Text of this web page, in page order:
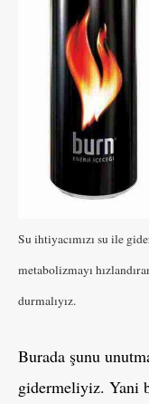
Su ihtiyacımızı su ile
metabolizmayı
durmalıyız.
Burada şunu
gidermeliyiz. Yani